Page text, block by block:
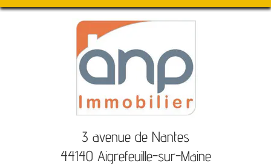
3 avenue de Nantes
44140 Aigrefeuille-sur-Maine